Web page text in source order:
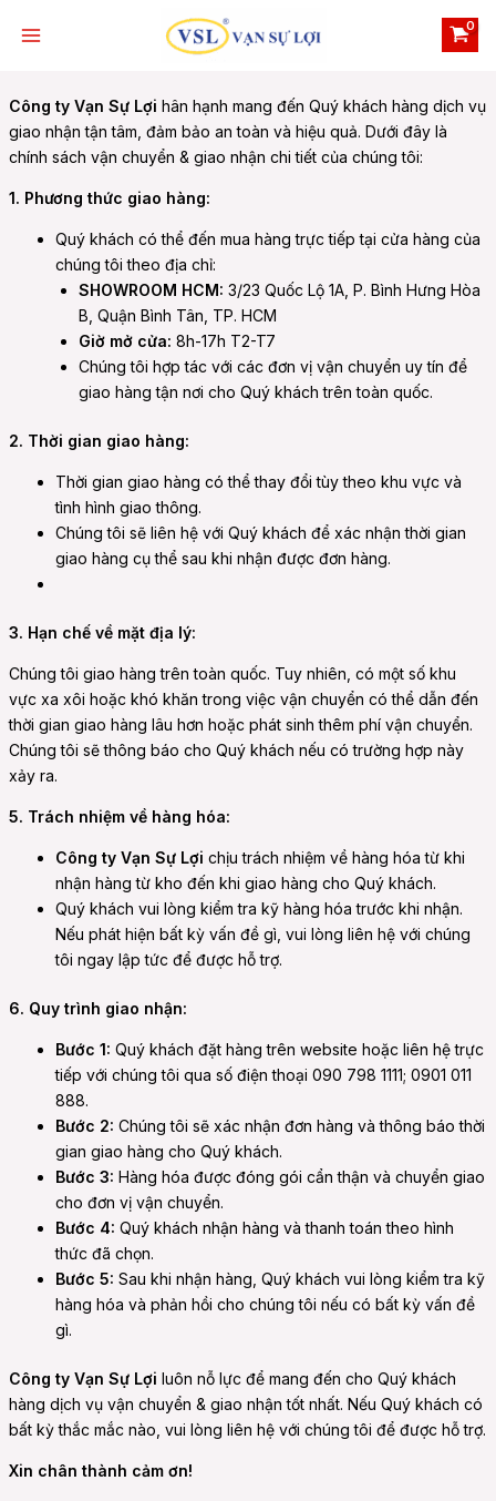
Công ty Vạn Sự Lợi hân hạnh mang đến Quý khách hàng dịch vụ
giao nhận tận tâm, đảm bảo an toàn và hiệu quả. Dưới đây là
chính sách vận chuyển & giao nhận chi tiết của chúng tôi:
1. Phương thức giao hàng:
Quý khách có thể đến mua hàng trực tiếp tại cửa hàng của
chúng tôi theo địa chỉ:
SHOWROOM HCM: 3/23 Quốc Lộ 1A, P. Bình Hưng Hòa
B, Quận Bình Tân, TP. HCM
Giờ mở cửa: 8h-17h T2-T7
Chúng tôi hợp tác với các đơn vị vận chuyển uy tín để
giao hàng tận nơi cho Quý khách trên toàn quốc.
2. Thời gian giao hàng:
Thời gian giao hàng có thể thay đổi tùy theo khu vực và
tình hình giao thông.
Chúng tôi sẽ liên hệ với Quý khách để xác nhận thời gian
giao hàng cụ thể sau khi nhận được đơn hàng.
3. Hạn chế về mặt địa lý:
Chúng tôi giao hàng trên toàn quốc. Tuy nhiên, có một số khu
vực xa xôi hoặc khó khăn trong việc vận chuyển có thể dẫn đến
thời gian giao hàng lâu hơn hoặc phát sinh thêm phí vận chuyển.
Chúng tôi sẽ thông báo cho Quý khách nếu có trường hợp này
xảy ra.
5. Trách nhiệm về hàng hóa:
Công ty Vạn Sự Lợi chịu trách nhiệm về hàng hóa từ khi
nhận hàng từ kho đến khi giao hàng cho Quý khách.
Quý khách vui lòng kiểm tra kỹ hàng hóa trước khi nhận.
Nếu phát hiện bất kỳ vấn đề gì, vui lòng liên hệ với chúng
tôi ngay lập tức để được hỗ trợ.
6. Quy trình giao nhận:
Bước 1: Quý khách đặt hàng trên website hoặc liên hệ trực
tiếp với chúng tôi qua số điện thoại 090 798 1111; 0901 011
888.
Bước 2: Chúng tôi sẽ xác nhận đơn hàng và thông báo thời
gian giao hàng cho Quý khách.
Bước 3: Hàng hóa được đóng gói cẩn thận và chuyển giao
cho đơn vị vận chuyển.
Bước 4: Quý khách nhận hàng và thanh toán theo hình
thức đã chọn.
Bước 5: Sau khi nhận hàng, Quý khách vui lòng kiểm tra kỹ
hàng hóa và phản hồi cho chúng tôi nếu có bất kỳ vấn đề
gì.
Công ty Vạn Sự Lợi luôn nỗ lực để mang đến cho Quý khách
hàng dịch vụ vận chuyển & giao nhận tốt nhất. Nếu Quý khách có
bất kỳ thắc mắc nào, vui lòng liên hệ với chúng tôi để được hỗ trợ.
Xin chân thành cảm ơn!